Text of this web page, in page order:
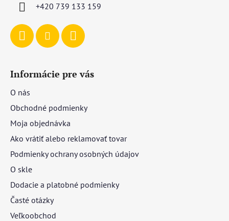
+420 739 133 159
Informácie pre vás
O nás
Obchodné podmienky
Moja objednávka
Ako vrátiť alebo reklamovať tovar
Podmienky ochrany osobných údajov
O skle
Dodacie a platobné podmienky
Časté otázky
Veľkoobchod